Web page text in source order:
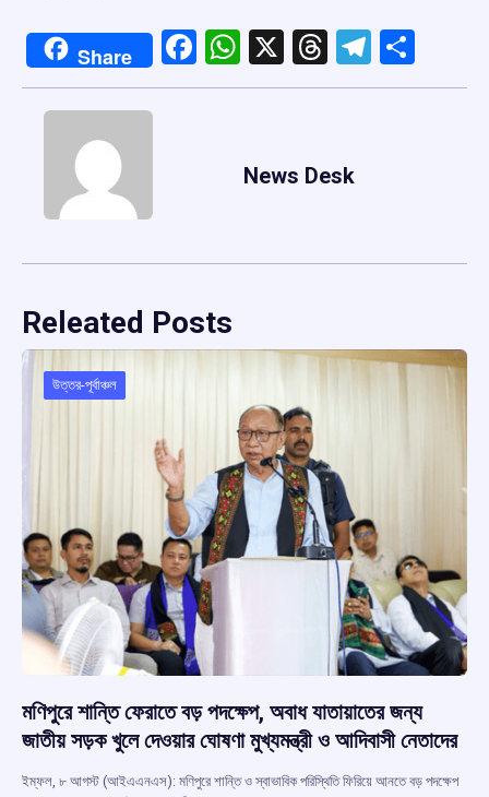
Share Facebook
WhatsApp
X Threads
News Desk
Releated Posts
উত্তর-পূর্বাঞ্চল
মণিপুরে শান্তি ফেরাতে বড় পদক্ষেপ, অবাধ যাতায়াতের জন্য
জাতীয় সড়ক খুলে দেওয়ার ঘোষণা মুখ্যমন্ত্রী ও আদিবাসী নেতাদের
ইম্ফল, ৮ আগস্ট (আইএএনএস): মণিপুরে শান্তি ও স্বাভাবিক পরিস্থিতি ফিরিয়ে আনতে বড় পদক্ষেপ